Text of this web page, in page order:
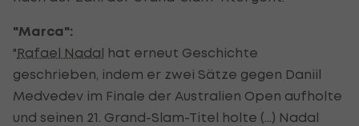
"Marca":
"Rafael Nadal hat erneut Geschichte
geschrieben, indem er zwei Sätze gegen Daniil
Medvedev im Finale der Australien Open aufholte
und seinen 21. Grand-Slam-Titel holte (...) Nadal